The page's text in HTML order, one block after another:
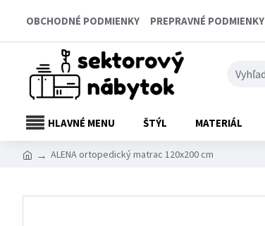
OBCHODNÉ PODMIENKY PREPRAVNÉ PODMIENKY
HLAVNÉ MENU ŠTÝL MATERIÁL
ALENA ortopedický matrac 120x200 cm